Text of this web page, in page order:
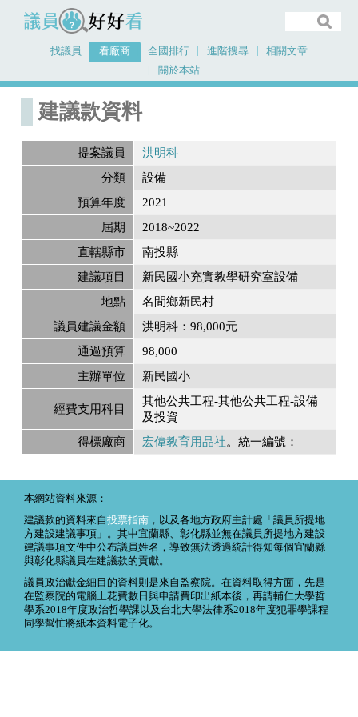
議員好好看
找議員 看廠商 全國排行 進階搜尋
相關文章
關於本站
首頁
建議款資料
提案議員
洪明科
分類
設備
預算年度
2021
屆期
2018~2022
直轄縣市
南投縣
建議項目
新民國小充實教學研究室設備
地點
名間鄉新民村
議員建議金額
洪明科：98,000元
通過預算
98,000
主辦單位
新民國小
經費支用科目
其他公共工程-其他公共工程-設備
及投資
得標廠商
宏偉教育用品社。統一編號：
本網站資料來源：
建議款的資料來自投票指南 ，以及各地方政府主計處「議員所提地
方建設建議事項」。其中宜蘭縣、彰化縣並無在議員所提地方建設
建議事項文件中公布議員姓名，導致無法透過統計得知每個宜蘭縣
與彰化縣議員在建議款的貢獻。
議員政治獻金細目的資料則是來自監察院。在資料取得方面，先是
在監察院的電腦上花費數日與申請費印出紙本後，再請輔仁大學哲
學系2018年度政治哲學課以及台北大學法律系2018年度犯罪學課程
同學幫忙將紙本資料電子化。